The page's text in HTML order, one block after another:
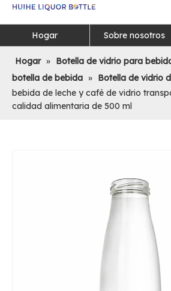
Hogar Sobre nosotros
Hogar » Botella de vidrio para
botella de bebida » Botella de vidrio
bebida de leche y café de vidrio
calidad alimentaria de 500 ml